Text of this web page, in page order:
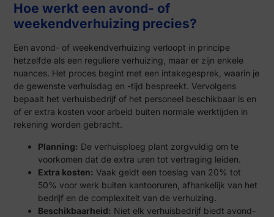
Hoe werkt een avond- of
weekendverhuizing precies?
Een avond- of weekendverhuizing verloopt in principe
hetzelfde als een reguliere verhuizing, maar er zijn enkele
nuances. Het proces begint met een intakegesprek, waarin je
de gewenste verhuisdag en -tijd bespreekt. Vervolgens
bepaalt het verhuisbedrijf of het personeel beschikbaar is en
of er extra kosten voor arbeid buiten normale werktijden in
rekening worden gebracht.
Planning: De verhuisploeg plant zorgvuldig om te
voorkomen dat de extra uren tot vertraging leiden.
Extra kosten: Vaak geldt een toeslag van 20% tot
50% voor werk buiten kantooruren, afhankelijk van het
bedrijf en de complexiteit van de verhuizing.
Beschikbaarheid: Niet elk verhuisbedrijf biedt avond-